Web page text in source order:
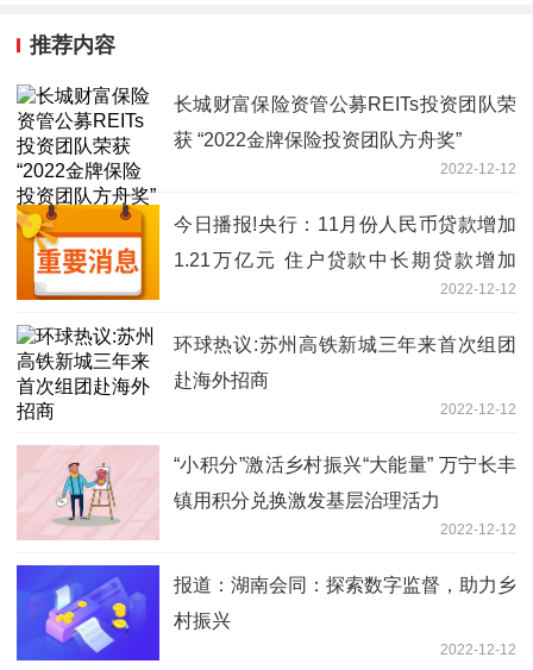
推荐内容
长城财富保险资管公募REITs投资团队荣
获 “2022金牌保险投资团队方舟奖”
2022-12-12
今日播报!央行：11月份人民币贷款增加
1.21万亿元 住户贷款中长期贷款增加
2022-12-12
环球热议:苏州高铁新城三年来首次组团
赴海外招商
2022-12-12
“小积分”激活乡村振兴“大能量” 万宁长丰
镇用积分兑换激发基层治理活力
2022-12-12
报道：湖南会同：探索数字监督，助力乡
村振兴
2022-12-12